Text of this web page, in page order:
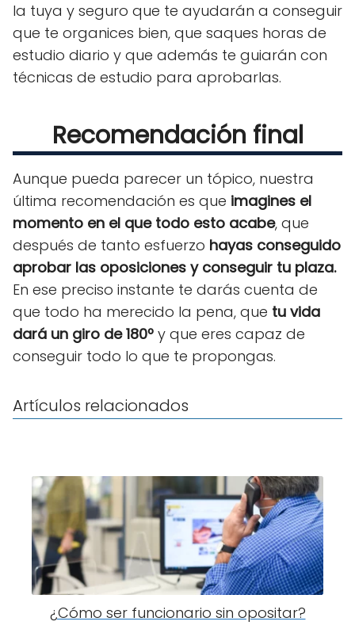
la tuya y seguro que te ayudarán a conseguir
que te organices bien, que saques horas de
estudio diario y que además te guiarán con
técnicas de estudio para aprobarlas.
Recomendación final
Aunque pueda parecer un tópico, nuestra
última recomendación es que imagines el
momento en el que todo esto acabe, que
después de tanto esfuerzo hayas conseguido
aprobar las oposiciones y conseguir tu plaza.
En ese preciso instante te darás cuenta de
que todo ha merecido la pena, que tu vida
dará un giro de 180º y que eres capaz de
conseguir todo lo que te propongas.
Artículos relacionados
¿Cómo ser funcionario sin opositar?